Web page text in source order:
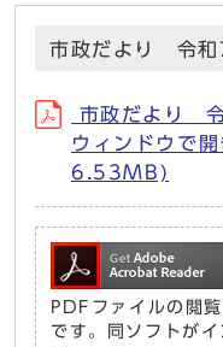
市政だより 令
市政だより
ウィンドウで
6.53MB)
PDFファイルの閲
です。同ソフトが